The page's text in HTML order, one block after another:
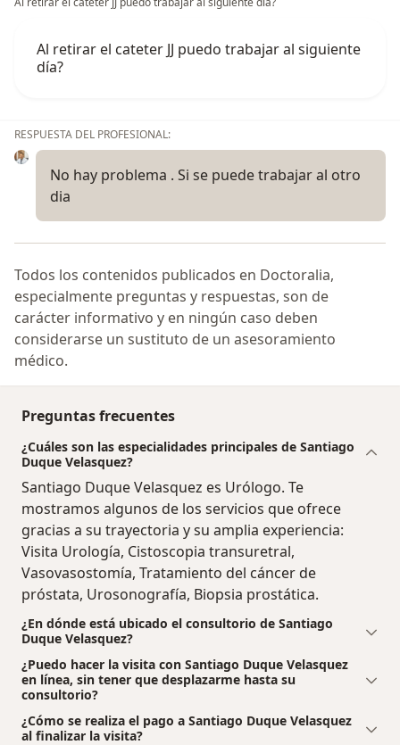
Al retirar el cateter JJ puedo trabajar al siguiente
día?
RESPUESTA DEL PROFESIONAL:
No hay problema . Si se puede trabajar al otro
dia
Todos los contenidos publicados en Doctoralia,
especialmente preguntas y respuestas, son de
carácter informativo y en ningún caso deben
considerarse un sustituto de un asesoramiento
médico.
Preguntas frecuentes
¿Cuáles son las especialidades principales de Santiago
Duque Velasquez?
Santiago Duque Velasquez es Urólogo. Te
mostramos algunos de los servicios que ofrece
gracias a su trayectoria y su amplia experiencia:
Visita Urología, Cistoscopia transuretral,
Vasovasostomía, Tratamiento del cáncer de
próstata, Urosonografía, Biopsia prostática.
¿En dónde está ubicado el consultorio de Santiago
Duque Velasquez?
¿Puedo hacer la visita con Santiago Duque Velasquez
en línea, sin tener que desplazarme hasta su
consultorio?
¿Cómo se realiza el pago a Santiago Duque Velasquez
al finalizar la visita?